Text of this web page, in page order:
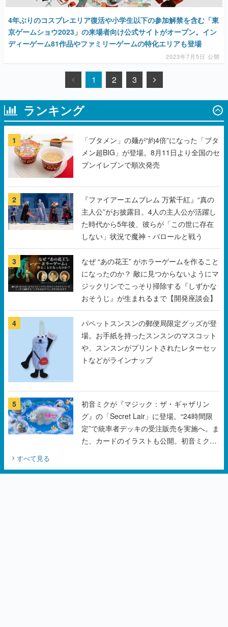
4年ぶりのコスプレエリア復活や小学生以下の参加解禁を含む「東
京ゲームショウ2023」の来場者向け公式サイトがオープン。イン
ディーゲーム81作品やファミリーゲームの特化エリアも登場
2023年7月5日 公開
1 2 3
ランキング
1
「ブタメン」の麺が“約4倍”になった「ブタ
メン超BIG」が登場。8月11日より全国のセ
ブンイレブンで順次発売
2
『ファイアーエムブレム 万紫千紅』“真の
主人公”がお披露目。4人の主人公が活躍し
た時代から5年後、彼らが「この世に存在
しない」状況で魔神・バロールと戦う
3
なぜ “あの花王” がホラーゲームを作ること
になったのか？ 敵に見つからないようにマ
ジックリンでこっそり掃除する『しずかな
おそうじ』が生まれるまで【開発座談会】
4
パペットスンスンの郵便局限定グッズが登
場。お手紙を持ったスンスンのマスコット
や、スンスンがプリントされたレターセッ
トなどがラインナップ
5
初音ミクが『マジック：ザ・ギャザリン
グ』の「Secret Lair」に登場。“24時間限
定”で統率者デッキの受注販売を実施へ。ま
た、カードのイラストも公開。初音ミクの
すべて見る